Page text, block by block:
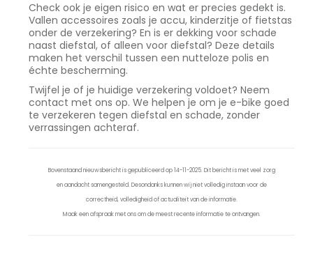
Check ook je eigen risico en wat er precies gedekt is.
Vallen accessoires zoals je accu, kinderzitje of fietstas
onder de verzekering? En is er dekking voor schade
naast diefstal, of alleen voor diefstal? Deze details
maken het verschil tussen een nutteloze polis en
échte bescherming.
Twijfel je of je huidige verzekering voldoet? Neem
contact met ons op. We helpen je om je e-bike goed
te verzekeren tegen diefstal en schade, zonder
verrassingen achteraf.
Bovenstaand nieuwsbericht is gepubliceerd op 14-11-2025. Dit bericht is met veel zorg
en aandacht samengesteld. Desondanks kunnen wij niet volledig instaan voor de
correctheid, volledigheid of actualiteit van de informatie.
Maak een afspraak met ons om de meest recente informatie te ontvangen.